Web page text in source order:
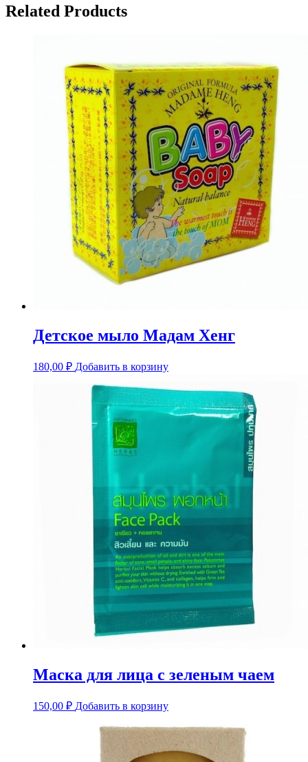
Related Products
Детское мыло Мадам Хенг
180,00 ₽ Добавить в корзину
Маска для лица с зеленым чаем
150,00 ₽ Добавить в корзину